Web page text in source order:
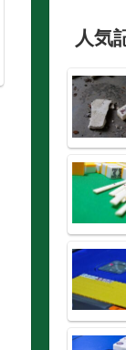
人気